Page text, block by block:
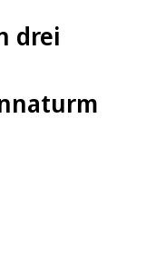
drei